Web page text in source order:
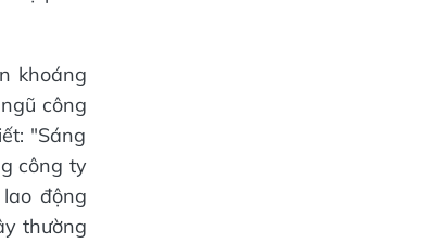
khoáng
công
"Sáng
công ty
động
thường